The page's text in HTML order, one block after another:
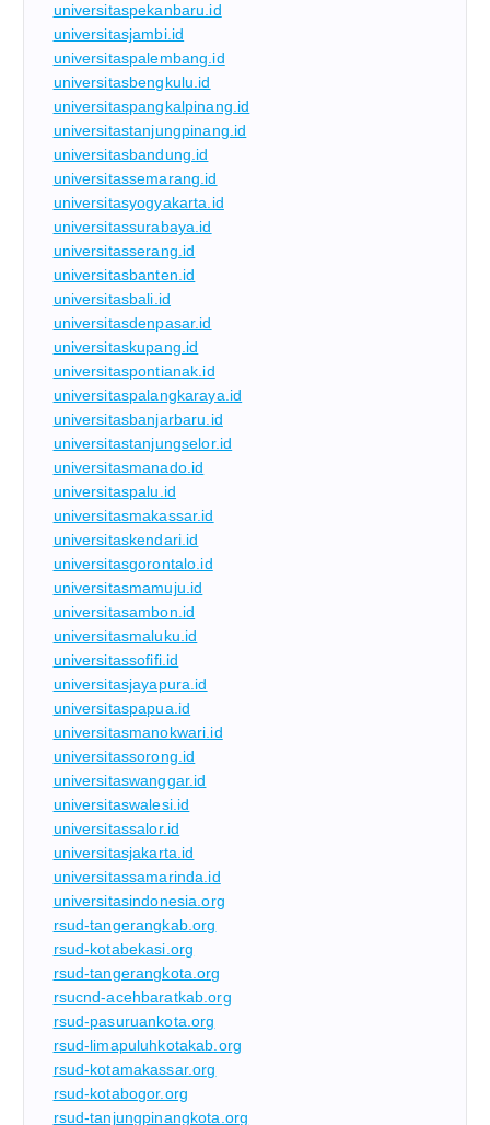
universitaspekanbaru.id
universitasjambi.id
universitaspalembang.id
universitasbengkulu.id
universitaspangkalpinang.id
universitastanjungpinang.id
universitasbandung.id
universitassemarang.id
universitasyogyakarta.id
universitassurabaya.id
universitasserang.id
universitasbanten.id
universitasbali.id
universitasdenpasar.id
universitaskupang.id
universitaspontianak.id
universitaspalangkaraya.id
universitasbanjarbaru.id
universitastanjungselor.id
universitasmanado.id
universitaspalu.id
universitasmakassar.id
universitaskendari.id
universitasgorontalo.id
universitasmamuju.id
universitasambon.id
universitasmaluku.id
universitassofifi.id
universitasjayapura.id
universitaspapua.id
universitasmanokwari.id
universitassorong.id
universitaswanggar.id
universitaswalesi.id
universitassalor.id
universitasjakarta.id
universitassamarinda.id
universitasindonesia.org
rsud-tangerangkab.org
rsud-kotabekasi.org
rsud-tangerangkota.org
rsucnd-acehbaratkab.org
rsud-pasuruankota.org
rsud-limapuluhkotakab.org
rsud-kotamakassar.org
rsud-kotabogor.org
rsud-tanjungpinangkota.org